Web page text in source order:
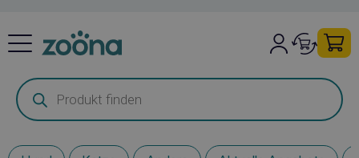
Products
search